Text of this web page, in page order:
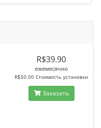
R$39.90
ежемесячно
R$50.00 Стоимость установки
Заказать